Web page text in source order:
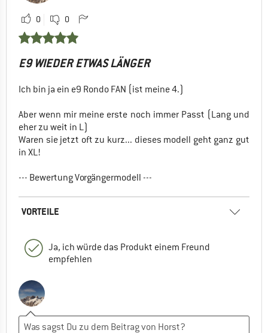
0 0
E9 WIEDER ETWAS LÄNGER
Ich bin ja ein e9 Rondo FAN (ist meine 4.)
Aber wenn mir meine erste noch immer Passt (Lang und
eher zu weit in L)
Waren sie jetzt oft zu kurz... dieses modell geht ganz gut
in XL!
--- Bewertung Vorgängermodell ---
VORTEILE
Ja, ich würde das Produkt einem Freund
empfehlen